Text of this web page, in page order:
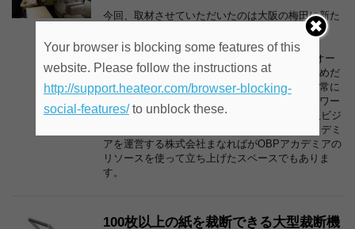
今回、取材させていただいたのは大阪の梅田に新た
にオープンするコワーキングスペース「ONthe
UMEDA」です。
「ONthe UMEDA」は、「ONthe UMEDA」のオー
プン直前にリニューアルされた「ホワイティうめだ
泉の広場」直結のコワーキングスペースで、非常に
便利な場所にあり、関西最大級の広さを持つコワー
キングスペースです。また、京橋のOBP（大阪ビジ
ネスパーク）のコワーキングスペースOBPアカデミ
アを運営する株式会社まなればがOBPアカデミアの
リソースを使って立ち上げたスペースでもありま
す。
100枚以上の紙を裁断できる大型裁断機
Your browser is blocking some features of this
website. Please follow the instructions at
http://support.heateor.com/browser-blocking-
social-features/to unblock these.